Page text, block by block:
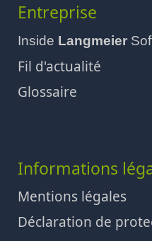
Entreprise
Inside Langmeier
Fil d'actualité
Glossaire
Informations
Mentions légales
Déclaration de